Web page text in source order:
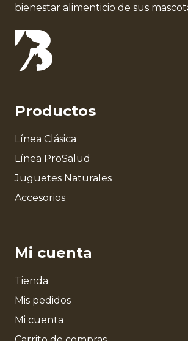
bienestar alimenticio de sus
Productos
Línea Clásica
Línea ProSalud
Juguetes Naturales
Accesorios
Mi cuenta
Tienda
Mis pedidos
Mi cuenta